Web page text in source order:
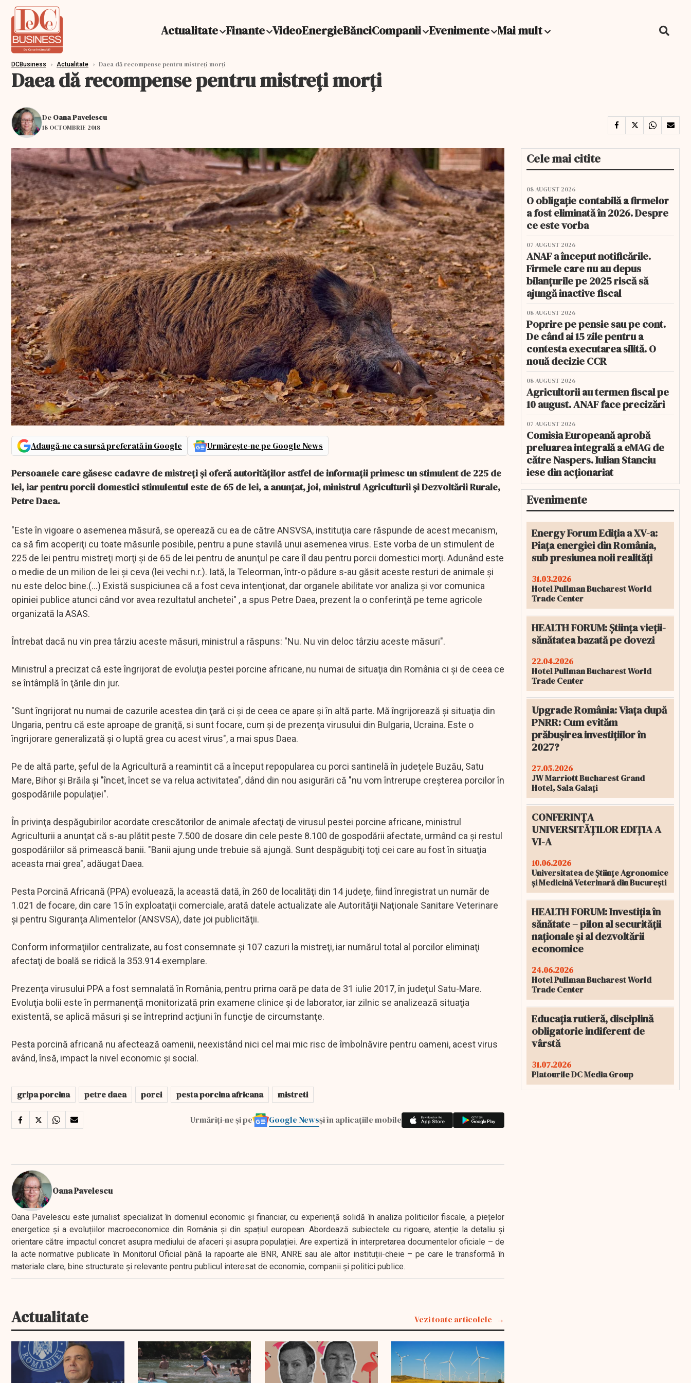
Actualitate Finante VideoEnergieBănciCompanii Evenimente Mai mult
DCBusiness › Actualitate › Daea dă recompense pentru mistreți morți
Daea dă recompense pentru mistreți morți
De Oana Pavelescu
18 OCTOMBRIE 2018
Adaugă-ne ca sursă preferată în Google Urmărește-ne pe Google News
Persoanele care găsesc cadavre de mistreţi şi oferă autorităţilor astfel de informaţii primesc un stimulent de 225 de
lei, iar pentru porcii domestici stimulentul este de 65 de lei, a anunţat, joi, ministrul Agriculturii şi Dezvoltării Rurale,
Petre Daea.
"Este în vigoare o asemenea măsură, se operează cu ea de către ANSVSA, instituţia care răspunde de acest mecanism,
ca să fim acoperiţi cu toate măsurile posibile, pentru a pune stavilă unui asemenea virus. Este vorba de un stimulent de
225 de lei pentru mistreţi morţi şi de 65 de lei pentru de anunţul pe care îl dau pentru porcii domestici morţi. Adunând este
o medie de un milion de lei şi ceva (lei vechi n.r.). Iată, la Teleorman, într-o pădure s-au găsit aceste resturi de animale şi
nu este deloc bine.(...) Există suspiciunea că a fost ceva intenţionat, dar organele abilitate vor analiza şi vor comunica
opiniei publice atunci când vor avea rezultatul anchetei" , a spus Petre Daea, prezent la o conferinţă pe teme agricole
organizată la ASAS.
Întrebat dacă nu vin prea târziu aceste măsuri, ministrul a răspuns: "Nu. Nu vin deloc târziu aceste măsuri".
Ministrul a precizat că este îngrijorat de evoluţia pestei porcine africane, nu numai de situaţia din România ci şi de ceea ce
se întâmplă în ţările din jur.
"Sunt îngrijorat nu numai de cazurile acestea din ţară ci şi de ceea ce apare şi în altă parte. Mă îngrijorează şi situaţia din
Ungaria, pentru că este aproape de graniţă, si sunt focare, cum şi de prezenţa virusului din Bulgaria, Ucraina. Este o
îngrijorare generalizată şi o luptă grea cu acest virus", a mai spus Daea.
Pe de altă parte, şeful de la Agricultură a reamintit că a început repopularea cu porci santinelă în judeţele Buzău, Satu
Mare, Bihor şi Brăila şi "încet, încet se va relua activitatea", dând din nou asigurări că "nu vom întrerupe creşterea porcilor în
gospodăriile populaţiei".
În privinţa despăgubirilor acordate crescătorilor de animale afectaţi de virusul pestei porcine africane, ministrul
Agriculturii a anunţat că s-au plătit peste 7.500 de dosare din cele peste 8.100 de gospodării afectate, urmând ca şi restul
gospodăriilor să primească banii. "Banii ajung unde trebuie să ajungă. Sunt despăgubiţi toţi cei care au fost în situaţia
aceasta mai grea", adăugat Daea.
Pesta Porcină Africană (PPA) evoluează, la această dată, în 260 de localităţi din 14 judeţe, fiind înregistrat un număr de
1.021 de focare, din care 15 în exploataţii comerciale, arată datele actualizate ale Autorităţii Naţionale Sanitare Veterinare
şi pentru Siguranţa Alimentelor (ANSVSA), date joi publicităţii.
Conform informaţiilor centralizate, au fost consemnate şi 107 cazuri la mistreţi, iar numărul total al porcilor eliminaţi
afectaţi de boală se ridică la 353.914 exemplare.
Prezenţa virusului PPA a fost semnalată în România, pentru prima oară pe data de 31 iulie 2017, în judeţul Satu-Mare.
Evoluţia bolii este în permanenţă monitorizată prin examene clinice şi de laborator, iar zilnic se analizează situaţia
existentă, se aplică măsuri şi se întreprind acţiuni în funcţie de circumstanţe.
Pesta porcină africană nu afectează oamenii, neexistând nici cel mai mic risc de îmbolnăvire pentru oameni, acest virus
având, însă, impact la nivel economic şi social.
gripa porcina petre daea porci pesta porcina africana mistreti
Urmăriți-ne și pe Google Newsși în aplicațiile mobile
Oana Pavelescu
Oana Pavelescu este jurnalist specializat în domeniul economic și financiar, cu experiență solidă în analiza politicilor fiscale, a piețelor
energetice și a evoluțiilor macroeconomice din România și din spațiul european. Abordează subiectele cu rigoare, atenție la detaliu și
orientare către impactul concret asupra mediului de afaceri și asupra populației. Are expertiză în interpretarea documentelor oficiale – de
la acte normative publicate în Monitorul Oficial până la rapoarte ale BNR, ANRE sau ale altor instituții-cheie – pe care le transformă în
materiale clare, bine structurate și relevante pentru publicul interesat de economie, companii și politici publice.
Actualitate Vezi toate articolele
Cele mai citite
08 AUGUST 2026
O obligație contabilă a firmelor
a fost eliminată în 2026. Despre
ce este vorba
07 AUGUST 2026
ANAF a început notificările.
Firmele care nu au depus
bilanțurile pe 2025 riscă să
ajungă inactive fiscal
08 AUGUST 2026
Poprire pe pensie sau pe cont.
De când ai 15 zile pentru a
contesta executarea silită. O
nouă decizie CCR
08 AUGUST 2026
Agricultorii au termen fiscal pe
10 august. ANAF face precizări
07 AUGUST 2026
Comisia Europeană aprobă
preluarea integrală a eMAG de
către Naspers. Iulian Stanciu
iese din acționariat
Evenimente
Energy Forum Ediția a XV-a:
Piața energiei din România,
sub presiunea noii realități
31.03.2026
Hotel Pullman Bucharest World
Trade Center
HEALTH FORUM: Știința vieții-
sănătatea bazată pe dovezi
22.04.2026
Hotel Pullman Bucharest World
Trade Center
Upgrade România: Viața după
PNRR: Cum evităm
prăbușirea investițiilor în
2027?
27.05.2026
JW Marriott Bucharest Grand
Hotel, Sala Galați
CONFERINȚA
UNIVERSITĂȚILOR EDIȚIA A
VI-A
10.06.2026
Universitatea de Științe Agronomice
și Medicină Veterinară din București
HEALTH FORUM: Investiția în
sănătate – pilon al securității
naționale și al dezvoltării
economice
24.06.2026
Hotel Pullman Bucharest World
Trade Center
Educația rutieră, disciplină
obligatorie indiferent de
vârstă
31.07.2026
Platourile DC Media Group